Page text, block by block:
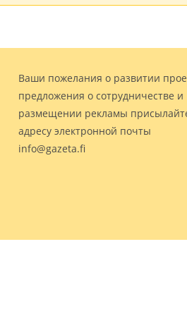
Ваши пожелания о развитии
предложения о сотрудничестве и
размещении рекламы
адресу электронной почты
info@gazeta.fi